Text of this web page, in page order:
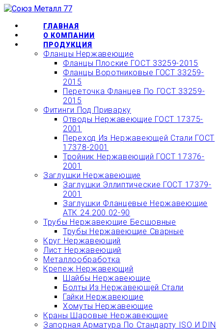
Перейти
содержимомуГЛАВНАЯ
О КОМПАНИИ
ПРОДУКЦИЯ
Фланцы Нержавеющие
Фланцы Плоские ГОСТ 33259-2015
Фланцы Воротниковые ГОСТ 33259-
2015
Переточка Фланцев По ГОСТ 33259-
2015
Фитинги Под Приварку
Отводы Нержавеющие ГОСТ 17375-
2001
Переход Из Нержавеющей Стали ГОСТ
17378-2001
Тройник Нержавеющий ГОСТ 17376-
2001
Заглушки Нержавеющие
Заглушки Эллиптические ГОСТ 17379-
2001
Заглушки Фланцевые Нержавеющие
АТК 24.200.02-90
Трубы Нержавеющие Бесшовные
Трубы Нержавеющие Сварные
Круг Нержавеющий
Лист Нержавеющий
Металлообработка
Крепеж Нержавеющий
Шайбы Нержавеющие
Болты Из Нержавеющей Стали
Гайки Нержавеющие
Хомуты Нержавеющие
Краны Шаровые Нержавеющие
Запорная Арматура По Стандарту ISO И DIN
ОФОРМИТЬ БЫСТРЫЙ
ЗАКАЗ ИЛИ ЗАКАЗАТЬ
ТОВАР ОНЛАЙН